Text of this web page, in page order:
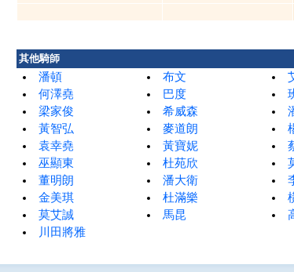
其他騎師
潘頓 布文
何澤堯
巴度
梁家俊
希威森
黃智弘
麥道朗
袁幸堯
黃寶妮
巫顯東
杜苑欣
董明朗
潘大衛
金美琪
杜滿樂
莫艾誠
馬昆
川田將雅